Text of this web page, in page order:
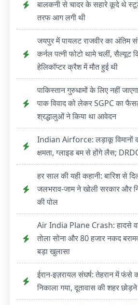
बालकनी से चादर के सहारे कूदे थे
तरफ आग लगी थी
जयपुर में पायलट राजवीर का अंतिम
कर्नल पत्नी फोटो थामे चलीं, सैल्यूट
हेलिकॉप्टर क्रैश में मौत हुई थी
पाकिस्तान गुरुधामों के लिए नहीं
पाक विवाद को लेकर SGPC का
श्रद्धालुओं ने किया था आवेदन
Indian Airforce: लड़ाकू विमानों
क्षमता, ग्लाइड बम से होंगे लैस;
हर साल की यही कहानी: बारिश से
जलभराव-जाम ने खोली सरकार और
की पोल
Air India Plane Crash: हादसे
तोला सोना और 80 हजार नकद
बड़ा खुलासा
ईरान-इज़रायल संघर्ष: तेहरान में फंसे
निकाला गया, दूतावास की शहर